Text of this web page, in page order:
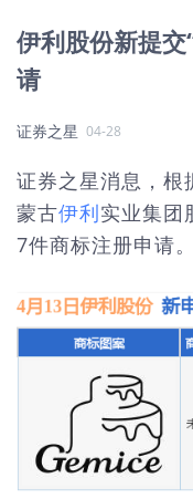
伊利股份新提
请
证券之星 04-28
证券之星消息，根
蒙古伊利实业集团
7件商标注册申请